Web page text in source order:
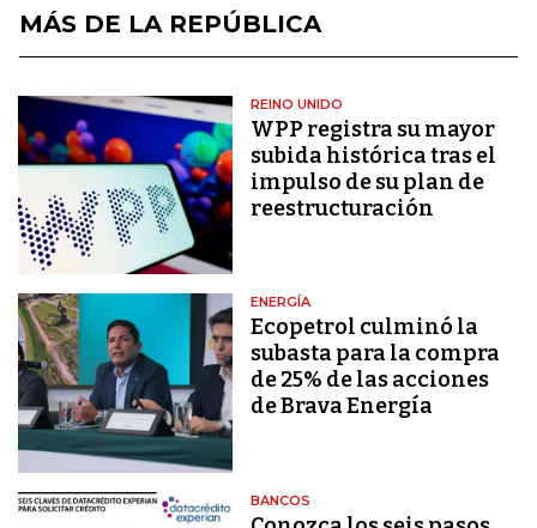
MÁS DE LA REPÚBLICA
REINO UNIDO
WPP registra su mayor
subida histórica tras el
impulso de su plan de
reestructuración
ENERGÍA
Ecopetrol culminó la
subasta para la compra
de 25% de las acciones
de Brava Energía
BANCOS